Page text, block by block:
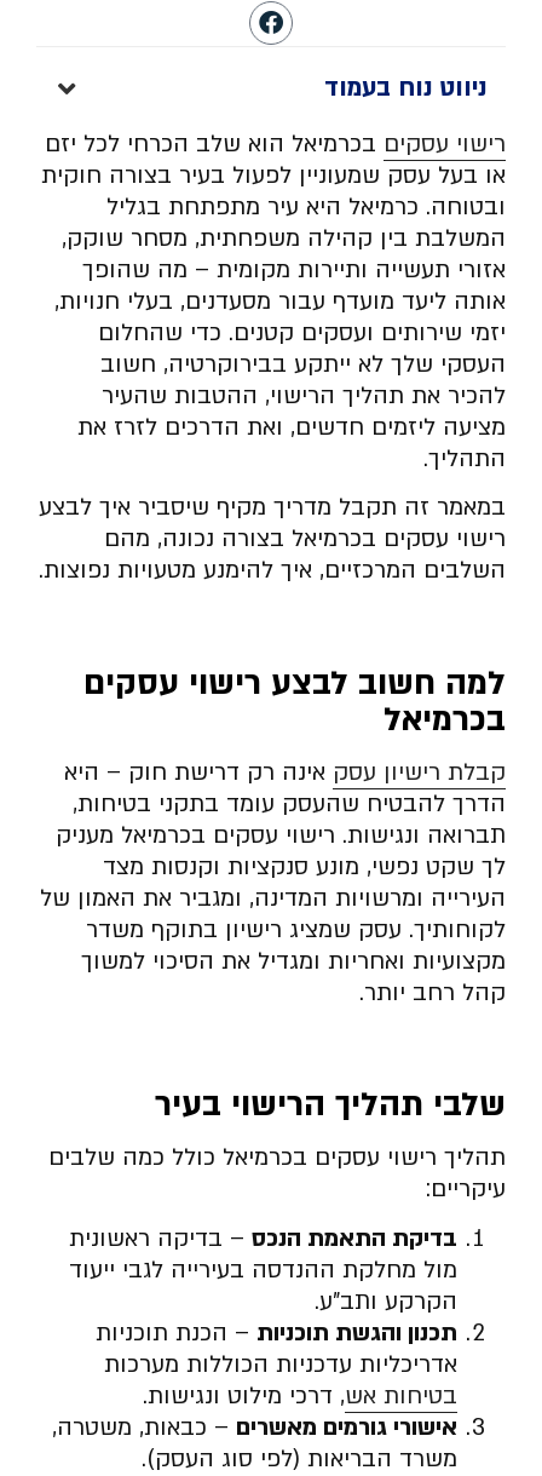
ניווט נוח בעמוד
רישוי עסקים בכרמיאל הוא שלב הכרחי לכל יזם
או בעל עסק שמעוניין לפעול בעיר בצורה חוקית
ובטוחה. כרמיאל היא עיר מתפתחת בגליל
המשלבת בין קהילה משפחתית, מסחר שוקק,
אזורי תעשייה ותיירות מקומית – מה שהופך
אותה ליעד מועדף עבור מסעדנים, בעלי חנויות,
יזמי שירותים ועסקים קטנים. כדי שהחלום
העסקי שלך לא ייתקע בבירוקרטיה, חשוב
להכיר את תהליך הרישוי, ההטבות שהעיר
מציעה ליזמים חדשים, ואת הדרכים לזרז את
התהליך.
במאמר זה תקבל מדריך מקיף שיסביר איך לבצע
רישוי עסקים בכרמיאל בצורה נכונה, מהם
השלבים המרכזיים, איך להימנע מטעויות נפוצות.
למה חשוב לבצע רישוי עסקים
בכרמיאל
קבלת רישיון עסק אינה רק דרישת חוק – היא
הדרך להבטיח שהעסק עומד בתקני בטיחות,
תברואה ונגישות. רישוי עסקים בכרמיאל מעניק
לך שקט נפשי, מונע סנקציות וקנסות מצד
העירייה ומרשויות המדינה, ומגביר את האמון של
לקוחותיך. עסק שמציג רישיון בתוקף משדר
מקצועיות ואחריות ומגדיל את הסיכוי למשוך
קהל רחב יותר.
שלבי תהליך הרישוי בעיר
תהליך רישוי עסקים בכרמיאל כולל כמה שלבים
עיקריים:
בדיקת התאמת הנכס – בדיקה ראשונית
מול מחלקת ההנדסה בעירייה לגבי ייעוד
הקרקע ותב”ע.
תכנון והגשת תוכניות – הכנת תוכניות
אדריכליות עדכניות הכוללות מערכות
בטיחות אש, דרכי מילוט ונגישות.
אישורי גורמים מאשרים – כבאות, משטרה,
משרד הבריאות (לפי סוג העסק).